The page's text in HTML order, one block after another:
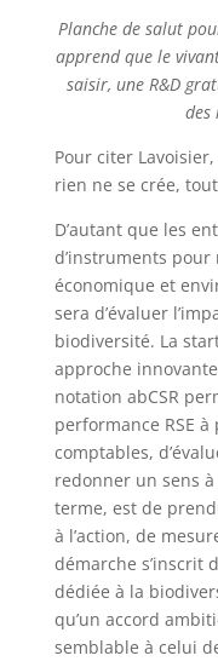
Planche de salut
apprend que le
saisir, une R&D
des
Pour citer
rien ne se crée,
D’autant que les
d’instruments
économique et
sera d’évaluer
biodiversité. La
approche
notation abCSR
performance RSE
comptables,
redonner un sens à
terme, est de
à l’action, de
démarche s’inscrit
dédiée à la
qu’un accord
semblable à celui